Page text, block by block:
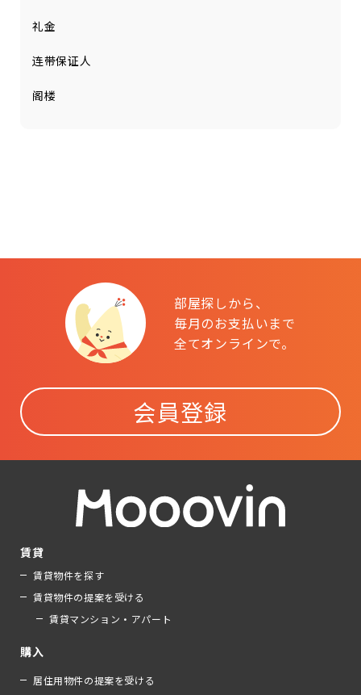
礼金
连带保证人
阁楼
部屋探しから、
毎月のお支払いまで
全てオンラインで。
会員登録
賃貸
賃貸物件を探す
賃貸物件の提案を受ける
賃貸マンション・アパート
購入
居住用物件の提案を受ける